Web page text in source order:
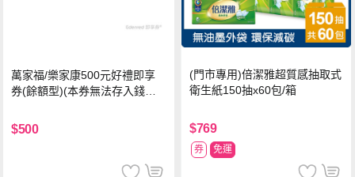
萬家福/樂家康500元好禮即享
券(餘額型)(本券無法存入錢包
$500
(門市專用)倍潔雅超質感抽取式
衛生紙150抽x60包/箱
$769
券 免運